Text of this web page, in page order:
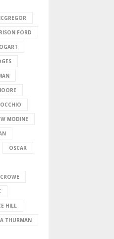
FORD
MODINE
OSCAR
HILL
THURMAN